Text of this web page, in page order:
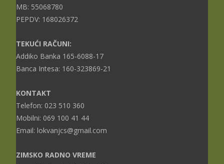
MB: 55068780
PEPDV: 168026372
TEKUĆI RAČUNI:
Addiko Banka 165-6088-17
Banca Intesa: 160-323869-21
KONTAKT
Telefon: 023 510 360
Mobilni: 069 100 41 44
Email: lokvanjcs@gmail.com
ZIMSKO RADNO VREME